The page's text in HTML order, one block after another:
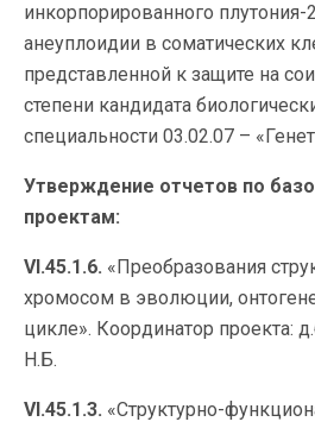
инкорпорированного плутония-
анеуплоидии в соматических
представленной к защите на
степени кандидата
специальности 03.02.07 –
Утверждение отчетов по
проектам:
VI.45.1.6. «Преобразования
хромосом в эволюции,
цикле». Координатор проекта:
Н.Б.
VI.45.1.3. «Структурно-